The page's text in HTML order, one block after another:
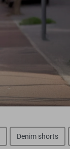
Denim shorts